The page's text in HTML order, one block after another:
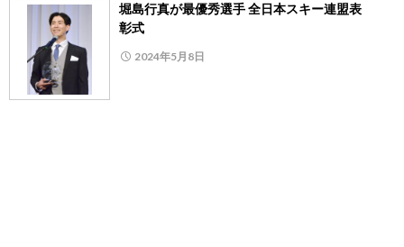
堀島行真が最優秀選手 全日本スキー連盟表
彰式
2024年5月8日